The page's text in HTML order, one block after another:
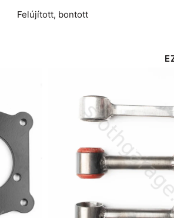
Felújított, bontott